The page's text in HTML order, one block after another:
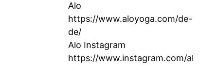
Alo
https://www.aloyoga.com/de-
de/
Alo Instagram
https://www.instagram.com/al